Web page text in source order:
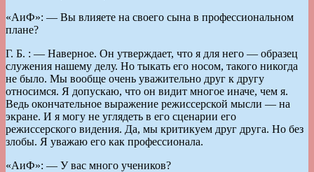
«AиФ»: — Вы влияете на своего сына в профессиональном
плане?
Г. Б. : — Наверное. Он утверждает, что я для него — образец
служения нашему делу. Но тыкать его носом, такого никогда
не было. Мы вообще очень уважительно друг к другу
относимся. Я допускаю, что он видит многое иначе, чем я.
Ведь окончательное выражение режиссерской мысли — на
экране. И я могу не углядеть в его сценарии его
режиссерского видения. Да, мы критикуем друг друга. Но без
злобы. Я уважаю его как профессионала.
«AиФ»: — У вас много учеников?